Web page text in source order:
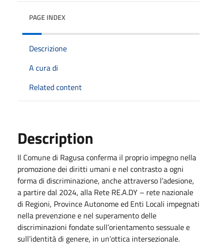
PAGE INDEX
Descrizione
A cura di
Related content
Description
Il Comune di Ragusa conferma il proprio impegno nella
promozione dei diritti umani e nel contrasto a ogni
forma di discriminazione, anche attraverso l’adesione,
a partire dal 2024, alla Rete RE.A.DY – rete nazionale
di Regioni, Province Autonome ed Enti Locali impegnati
nella prevenzione e nel superamento delle
discriminazioni fondate sull’orientamento sessuale e
sull’identità di genere, in un’ottica intersezionale.